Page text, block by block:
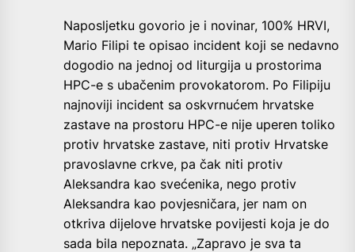
Naposljetku govorio je i novinar, 100% HRVI,
Mario Filipi te opisao incident koji se nedavno
dogodio na jednoj od liturgija u prostorima
HPC-e s ubačenim provokatorom. Po Filipiju
najnoviji incident sa oskvrnućem hrvatske
zastave na prostoru HPC-e nije uperen toliko
protiv hrvatske zastave, niti protiv Hrvatske
pravoslavne crkve, pa čak niti protiv
Aleksandra kao svećenika, nego protiv
Aleksandra kao povjesničara, jer nam on
otkriva dijelove hrvatske povijesti koja je do
sada bila nepoznata. „Zapravo je sva ta